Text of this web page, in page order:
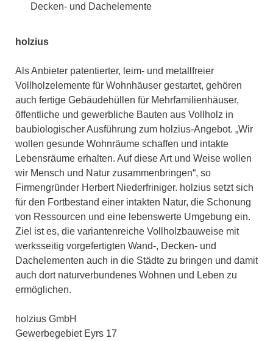
Decken- und Dachelemente
holzius
Als Anbieter patentierter, leim- und metallfreier
Vollholzelemente für Wohnhäuser gestartet, gehören
auch fertige Gebäudehüllen für Mehrfamilienhäuser,
öffentliche und gewerbliche Bauten aus Vollholz in
baubiologischer Ausführung zum holzius-Angebot. „Wir
wollen gesunde Wohnräume schaffen und intakte
Lebensräume erhalten. Auf diese Art und Weise wollen
wir Mensch und Natur zusammenbringen“, so
Firmengründer Herbert Niederfriniger. holzius setzt sich
für den Fortbestand einer intakten Natur, die Schonung
von Ressourcen und eine lebenswerte Umgebung ein.
Ziel ist es, die variantenreiche Vollholzbauweise mit
werksseitig vorgefertigten Wand-, Decken- und
Dachelementen auch in die Städte zu bringen und damit
auch dort naturverbundenes Wohnen und Leben zu
ermöglichen.
holzius GmbH
Gewerbegebiet Eyrs 17